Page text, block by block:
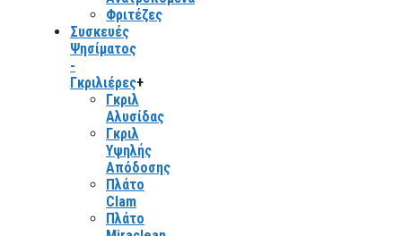
Φριτέζες
Συσκευές
Ψησίματος
-
Γκριλιέρες+
Γκριλ
Αλυσίδας
Γκριλ
Υψηλής
Απόδοσης
Πλάτο
Clam
Πλάτο